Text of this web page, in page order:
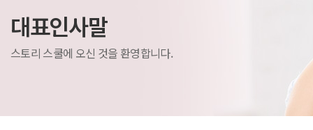
대표인사말
스토리 스쿨에 오신 것을 환영합니다.